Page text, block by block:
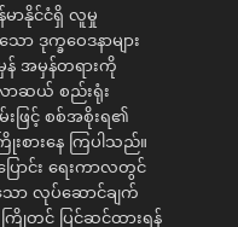
နိုင်ငံရှိ လူမှု
ဒုက္ခဝေဒနာများ
မှန် အမှန်တရားကို
ာဆယ် စည်းရုံး
ဖြင့် စစ်အစိုးရ၏
းစားနေ ကြပါသည်။
ောင်း ရေးကာလတွင်
ော လုပ်ဆောင်ချက်
တင် ပြင်ဆင်ထားရန်